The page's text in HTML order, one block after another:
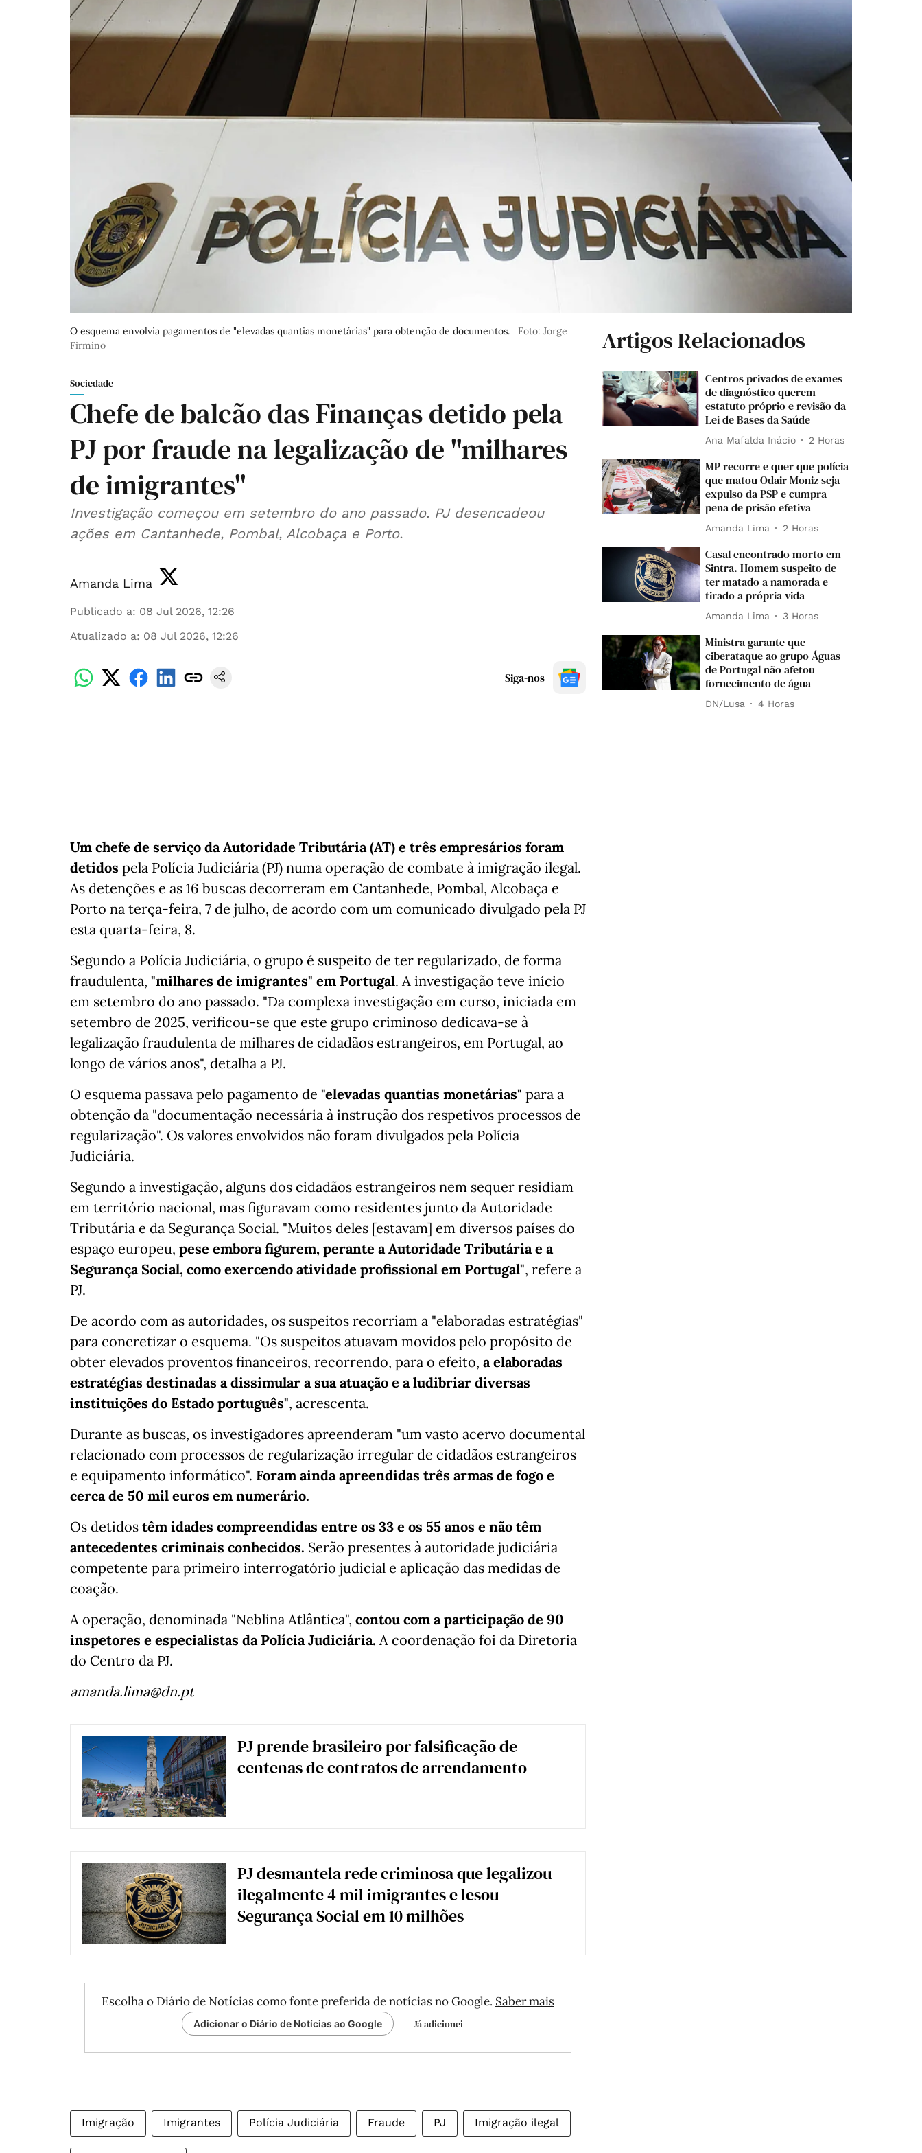
O esquema envolvia pagamentos de "elevadas quantias monetárias" para obtenção de documentos.
Foto: Jorge
Firmino
Sociedade
Chefe de balcão das Finanças detido pela
PJ por fraude na legalização de "milhares
de imigrantes"
Investigação começou em setembro do ano passado. PJ desencadeou
ações em Cantanhede, Pombal, Alcobaça e Porto.
Amanda Lima
Publicado a: 08 Jul 2026, 12:26
Atualizado a: 08 Jul 2026, 12:26
Siga-nos
Um chefe de serviço da Autoridade Tributária (AT) e três empresários foram
detidos pela Polícia Judiciária (PJ) numa operação de combate à imigração ilegal.
As detenções e as 16 buscas decorreram em Cantanhede, Pombal, Alcobaça e
Porto na terça-feira, 7 de julho, de acordo com um comunicado divulgado pela PJ
esta quarta-feira, 8.
Segundo a Polícia Judiciária, o grupo é suspeito de ter regularizado, de forma
fraudulenta, "milhares de imigrantes" em Portugal. A investigação teve início
em setembro do ano passado. "Da complexa investigação em curso, iniciada em
setembro de 2025, verificou-se que este grupo criminoso dedicava-se à
legalização fraudulenta de milhares de cidadãos estrangeiros, em Portugal, ao
longo de vários anos", detalha a PJ.
O esquema passava pelo pagamento de "elevadas quantias monetárias" para a
obtenção da "documentação necessária à instrução dos respetivos processos de
regularização". Os valores envolvidos não foram divulgados pela Polícia
Judiciária.
Segundo a investigação, alguns dos cidadãos estrangeiros nem sequer residiam
em território nacional, mas figuravam como residentes junto da Autoridade
Tributária e da Segurança Social. "Muitos deles [estavam] em diversos países do
espaço europeu, pese embora figurem, perante a Autoridade Tributária e a
Segurança Social, como exercendo atividade profissional em Portugal", refere a
PJ.
De acordo com as autoridades, os suspeitos recorriam a "elaboradas estratégias"
para concretizar o esquema. "Os suspeitos atuavam movidos pelo propósito de
obter elevados proventos financeiros, recorrendo, para o efeito, a elaboradas
estratégias destinadas a dissimular a sua atuação e a ludibriar diversas
instituições do Estado português", acrescenta.
Durante as buscas, os investigadores apreenderam "um vasto acervo documental
relacionado com processos de regularização irregular de cidadãos estrangeiros
e equipamento informático". Foram ainda apreendidas três armas de fogo e
cerca de 50 mil euros em numerário.
Os detidos têm idades compreendidas entre os 33 e os 55 anos e não têm
antecedentes criminais conhecidos. Serão presentes à autoridade judiciária
competente para primeiro interrogatório judicial e aplicação das medidas de
coação.
A operação, denominada "Neblina Atlântica", contou com a participação de 90
inspetores e especialistas da Polícia Judiciária. A coordenação foi da Diretoria
do Centro da PJ.
amanda.lima@dn.pt
PJ prende brasileiro por falsificação de
centenas de contratos de arrendamento
PJ desmantela rede criminosa que legalizou
ilegalmente 4 mil imigrantes e lesou
Segurança Social em 10 milhões
Escolha o Diário de Notícias como fonte preferida de notícias no Google. Saber mais
Adicionar o Diário de Notícias ao Google Já adicionei
Imigração Imigrantes Polícia Judiciária Fraude PJ Imigração ilegal
Artigos Relacionados
Centros privados de exames
de diagnóstico querem
estatuto próprio e revisão da
Lei de Bases da Saúde
Ana Mafalda Inácio 2 Horas
MP recorre e quer que polícia
que matou Odair Moniz seja
expulso da PSP e cumpra
pena de prisão efetiva
Amanda Lima 2 Horas
Casal encontrado morto em
Sintra. Homem suspeito de
ter matado a namorada e
tirado a própria vida
Amanda Lima 3 Horas
Ministra garante que
ciberataque ao grupo Águas
de Portugal não afetou
fornecimento de água
DN/Lusa 4 Horas